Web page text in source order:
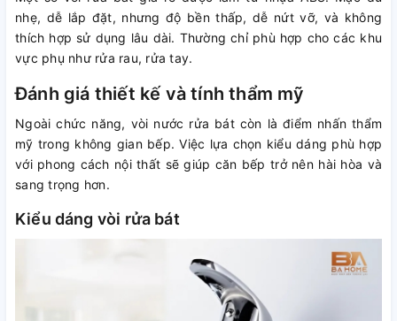
nhẹ, dễ lắp đặt, nhưng độ bền thấp, dễ nứt vỡ, và không
thích hợp sử dụng lâu dài. Thường chỉ phù hợp cho các khu
vực phụ như rửa rau, rửa tay.
Đánh giá thiết kế và tính thẩm mỹ
Ngoài chức năng, vòi nước rửa bát còn là điểm nhấn thẩm
mỹ trong không gian bếp. Việc lựa chọn kiểu dáng phù hợp
với phong cách nội thất sẽ giúp căn bếp trở nên hài hòa và
sang trọng hơn.
Kiểu dáng vòi rửa bát